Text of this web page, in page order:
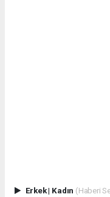
Erkek| Kadın (Haberi